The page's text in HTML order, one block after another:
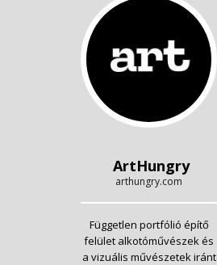
ArtHungry
arthungry.com
Független portfólió építő
felület alkotóművészek és
a vizuális művészetek iránt